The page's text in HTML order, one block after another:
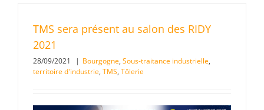
TMS sera présent au salon des RIDY
2021
28/09/2021 | Bourgogne, Sous-traitance industrielle,
territoire d'industrie, TMS, Tôlerie